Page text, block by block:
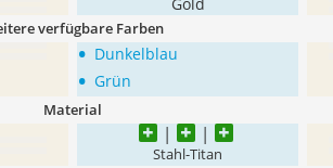
verfügbare Farben
• Dunkelblau
• Grün
Material
Stahl-Titan